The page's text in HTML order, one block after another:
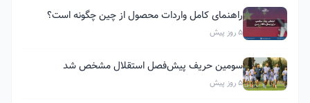
راهنمای کامل واردات محصول از چین چگونه است؟
5 روز پیش
سومین حریف پیش‌فصل استقلال مشخص شد
5 روز پیش